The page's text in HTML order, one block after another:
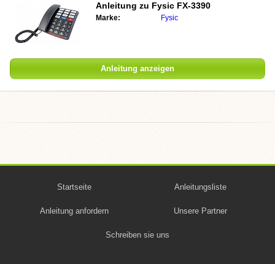
Anleitung zu Fysic FX-3390
Marke: Fysic
Anleitung anzeigen
Startseite Anleitungsliste
Anleitung anfordern Unsere Partner
Schreiben sie uns